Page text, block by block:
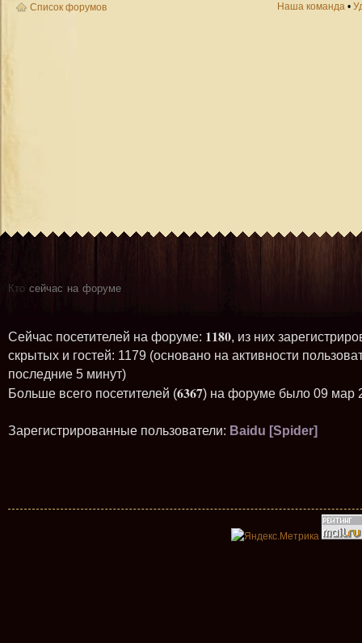
Список форумов Наша команда •
Кто сейчас на форуме
Сейчас посетителей на форуме: 1180, из них
скрытых и гостей: 1179 (основано на активности
последние 5 минут)
Больше всего посетителей (6367) на форуме было 09 мар
Зарегистрированные пользователи: Baidu [Spider]